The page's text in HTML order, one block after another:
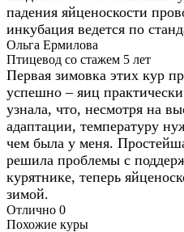
падения яйценоскости
инкубация ведется по
Ольга Ермилова
Птицевод со стажем 5 лет
Первая зимовка этих кур
успешно – яиц
узнала, что, несмотря на
адаптации, температуру
чем была у меня.
решила проблемы с
курятнике, теперь
зимой.
Отлично 0
Похожие куры